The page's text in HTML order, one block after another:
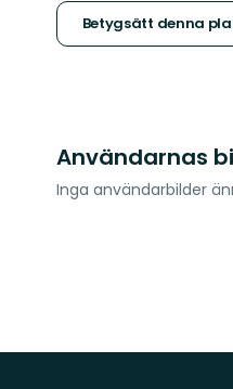
stjärnor
Betygsätt denna
Användarnas
Inga användarbilder